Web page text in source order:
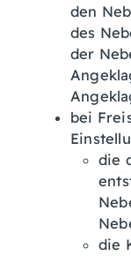
den
des
der
bei
die
die